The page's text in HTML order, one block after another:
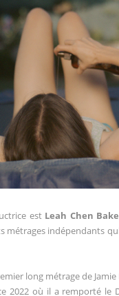
est Leah Chen
métrages indépendants
long métrage de Jamie
2022 où il a remporté le